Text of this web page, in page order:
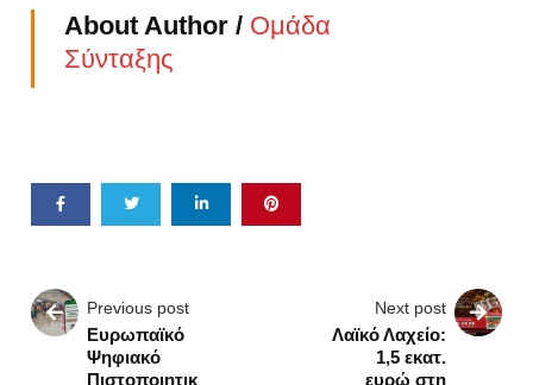
About Author / Ομάδα
Σύνταξης
Previous post
Ευρωπαϊκό
Ψηφιακό
Πιστοποιητικ
Next post
Λαϊκό Λαχείο:
1,5 εκατ.
ευρώ στη